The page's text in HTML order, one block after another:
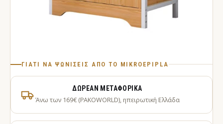
ΓΙΑΤΊ ΝΑ ΨΩΝΊΣΕΙΣ ΑΠΌ ΤΟ MIKROEPIPLA
ΔΩΡΕΆΝ ΜΕΤΑΦΟΡΙΚΆ
Άνω των 169€ (PAKOWORLD), ηπειρωτική Ελλάδα